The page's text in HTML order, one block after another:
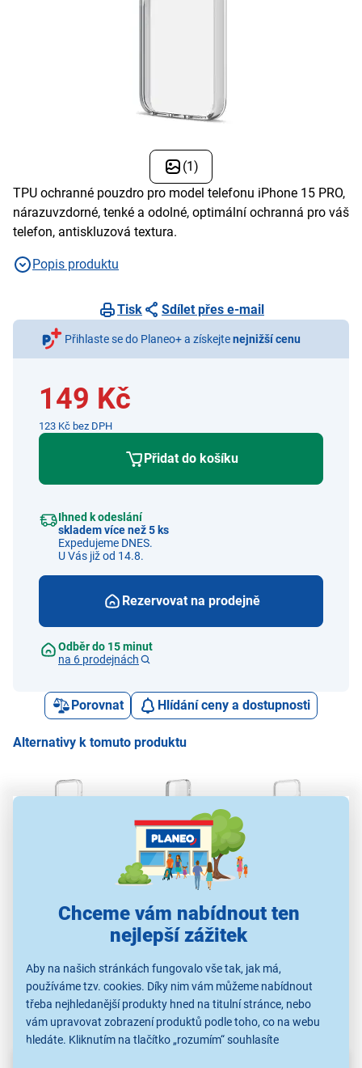
Chceme vám nabídnout ten
nejlepší zážitek
Aby na našich stránkách fungovalo vše tak, jak má,
používáme tzv. cookies. Díky nim vám můžeme nabídnout
třeba nejhledanější produkty hned na titulní stránce, nebo
vám upravovat zobrazení produktů podle toho, co na webu
hledáte. Kliknutím na tlačítko „rozumím“ souhlasíte
(1)
TPU ochranné pouzdro pro model telefonu iPhone 15 PRO,
nárazuvzdorné, tenké a odolné, optimální ochranná pro váš
telefon, antiskluzová textura.
Popis produktu
Tisk Sdílet přes e-mail
Přihlaste se do Planeo+ a získejtenejnižší cenu
149 Kč
123 Kč bez DPH
Přidat do košíku
Ihned k odeslání
skladem více než 5 ks
Expedujeme DNES.
U Vás již od 14.8.
Rezervovat na prodejně
Odběr do 15 minut
na 6 prodejnách
Porovnat Hlídání ceny a dostupnosti
Alternativy k tomuto produktu
Obaly a kryty na mobily
Yenkee YCC 2180
iPhone 16
Obaly a kryty na mobily
Yenkee YCC MagSafe
CR 09 iPhone 17 Pro
Obaly a kryty na mobily